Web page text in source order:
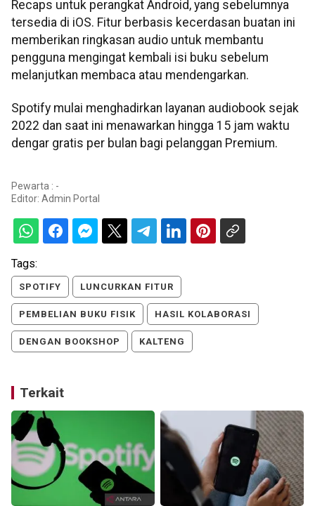
Recaps untuk perangkat Android, yang sebelumnya
tersedia di iOS. Fitur berbasis kecerdasan buatan ini
memberikan ringkasan audio untuk membantu
pengguna mengingat kembali isi buku sebelum
melanjutkan membaca atau mendengarkan.
Spotify mulai menghadirkan layanan audiobook sejak
2022 dan saat ini menawarkan hingga 15 jam waktu
dengar gratis per bulan bagi pelanggan Premium.
Pewarta : -
Editor: Admin Portal
Tags:
SPOTIFY LUNCURKAN FITUR
PEMBELIAN BUKU FISIK HASIL KOLABORASI
DENGAN BOOKSHOP KALTENG
Terkait